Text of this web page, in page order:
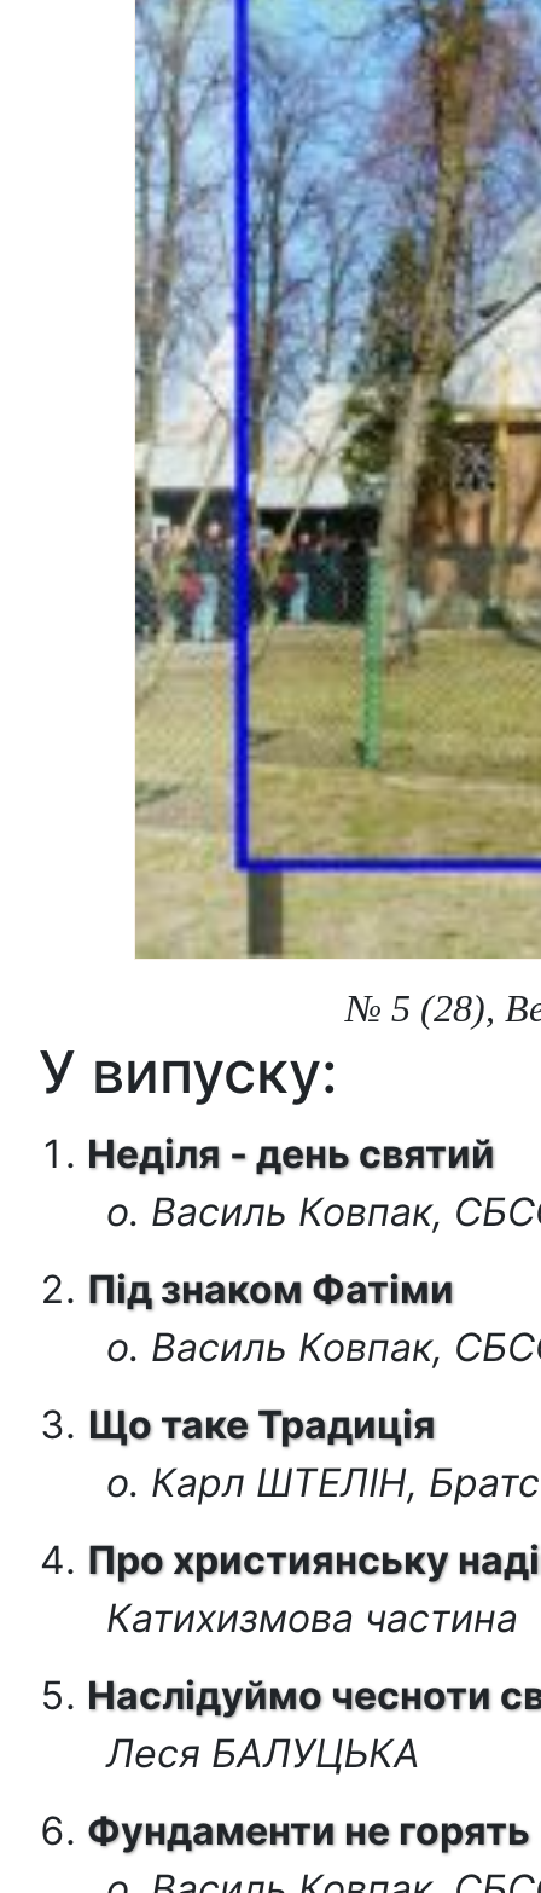
№ 5 (28),
У випуску:
Неділя - день святий
о. Василь Ковпак,
Під знаком Фатіми
о. Василь Ковпак,
Що таке Традиція
о. Карл ШТЕЛІН,
Про християнську
Катихизмова частина
Наслідуймо чесноти
Леся БАЛУЦЬКА
Фундаменти не горять